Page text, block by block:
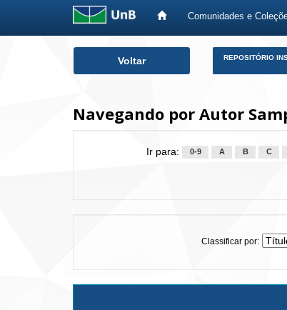
Comunidades e
Voltar REPOSITÓRIO
Navegando por Autor
Ir para: 0-9 A B C
Classificar por: